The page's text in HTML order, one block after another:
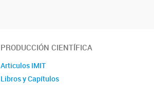
PRODUCCIÓN CIENTÍFICA
Articulos IMIT
Libros y Capítulos